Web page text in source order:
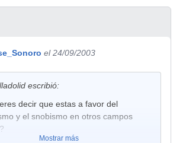
el 24/09/2003
escribió:
decir que estas a favor del
y el snobismo en otros campos
Mostrar más